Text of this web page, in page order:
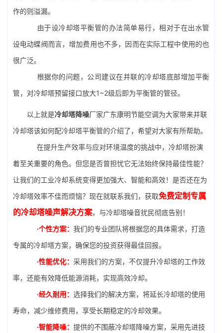
作的则溢漏。
由于设冷却塔平衡管的办法简单易行，相对于在出水管
设电动蝶阀而言，增加费用也不多，因而在实际工程中使用的也
很广泛。
根据你的问题，公司建议在并联的冷却塔底部增加平衡
管，对冷却塔预留接口放大1~2级后即为平衡管的管径。
以上就是冷却塔降噪厂家广东康明节能空调为大家带来并联
冷却塔该如何配冷却塔平衡管的介绍了，希望对大家有所帮助。
在提升生产效率与应对环境温度的挑战中，冷却塔扮演
着至关重要的角色。但您是否曾担忧它无法始终保持最佳性能？
让我们的工业冷却系统变得更加强大、智能和高效！是否还在为
冷却塔效率不佳而烦恼？现在就联系我们，获取免费定制专属
的冷却塔噪声解决方案，与冷却塔噪音扰民彻底告别！
·个性方案： 我们的专业团队将根据您的具体需求，打造
专属的冷却塔方案，确保您的投资获得最佳回报。
·性能优化： 采用我们的方案，不仅提升冷却塔的工作效
率，还能有效降低能源消耗，实现高效冷却。
·经久耐用： 选择我们的解决方案，将延长冷却塔的使用
寿命，减少维修费用，享受长期稳定的冷却效果。
·智能降噪： 提供的不围蔽冷却塔降噪方案，采用先进技